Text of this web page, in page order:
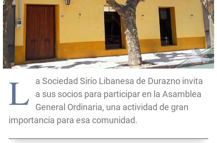
L
a Sociedad Sirio Libanesa de Durazno invita
a sus socios para participar en la Asamblea
General Ordinaria, una actividad de gran
importancia para esa comunidad.